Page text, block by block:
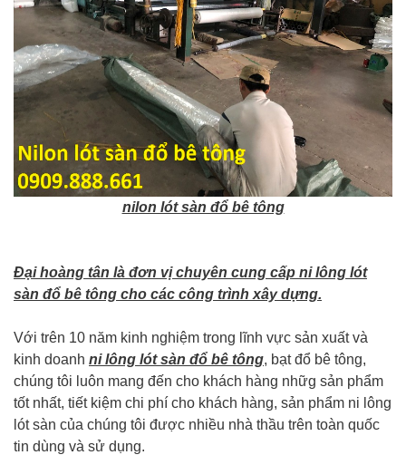
nilon lót sàn đổ bê tông
Đại hoàng tân là đơn vị chuyên cung cấp ni lông lót
sàn đổ bê tông cho các công trình xây dựng.
Với trên 10 năm kinh nghiệm trong lĩnh vực sản xuất và
kinh doanh ni lông lót sàn đổ bê tông, bạt đổ bê tông,
chúng tôi luôn mang đến cho khách hàng nhữg sản phẩm
tốt nhất, tiết kiệm chi phí cho khách hàng, sản phẩm ni lông
lót sàn của chúng tôi được nhiều nhà thầu trên toàn quốc
tin dùng và sử dụng.